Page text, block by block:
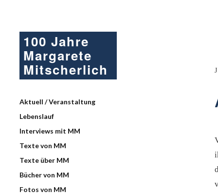
100 Jahre
Margarete
Mitscherlich
Aktuell / Veranstaltung
Lebenslauf
Interviews mit MM
Texte von MM
Texte über MM
Bücher von MM
Fotos von MM